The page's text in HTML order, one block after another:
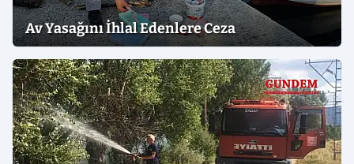
Av Yasağını İhlal Edenlere Ceza